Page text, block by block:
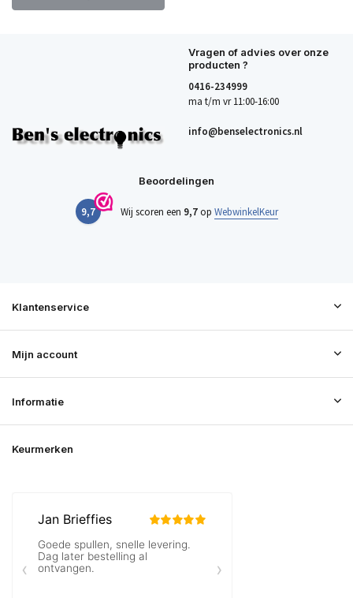
Vragen of advies over onze
producten ?
0416-234999
ma t/m vr 11:00-16:00
info@benselectronics.nl
Beoordelingen
9,7 Wij scoren een 9,7op WebwinkelKeur
Klantenservice
Mijn account
Informatie
Keurmerken